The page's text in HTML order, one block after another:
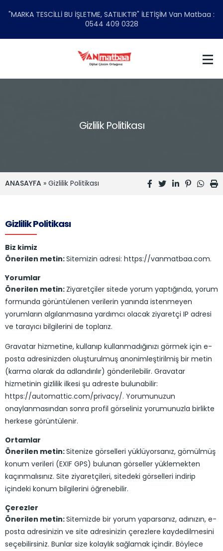
"MARKA TESCİLLİ BU İŞLETME, SATILIKTIR" İLETİŞİM Van Matbaa :
0544 409 0328
Gizlilik Politikası
ANASAYFA » Gizlilik Politikası
Gizlilik Politikası
Biz kimiz
Önerilen metin:Sitemizin adresi: https://vanmatbaa.com.
Yorumlar
Önerilen metin: Ziyaretçiler sitede yorum yaptığında, yorum
formunda görüntülenen verilerin yanında istenmeyen
yorumların algılanmasına yardımcı olacak ziyaretçi IP adresi
ve tarayıcı bilgilerini de toplarız.
Gravatar hizmetine, kullanıp kullanmadığınızı görmek için e-
posta adresinizden oluşturulmuş anonimleştirilmiş bir metin
(karma olarak da adlandırılır) gönderilebilir. Gravatar
hizmetinin gizlilik ilkesi şu adreste bulunabilir:
https://automattic.com/privacy/. Yorumunuzun
onaylanmasından sonra profil görseliniz yorumunuzla birlikte
herkese görüntülenir.
Ortamlar
Önerilen metin:Sitenize görselleri yüklüyorsanız, gömülmüş
konum verileri (EXIF GPS) bulunan görseller yüklemekten
kaçınmalısınız. Site ziyaretçileri, sitedeki görselleri indirip
içindeki konum bilgilerini öğrenebilir.
Çerezler
Önerilen metin:Sitemizde bir yorum yaparsanız, adınızın, e-
posta adresinizin ve site adresinizin çerezlere kaydedilmesini
seçebilirsiniz. Bunlar size kolaylık sağlamak içindir. Böylece